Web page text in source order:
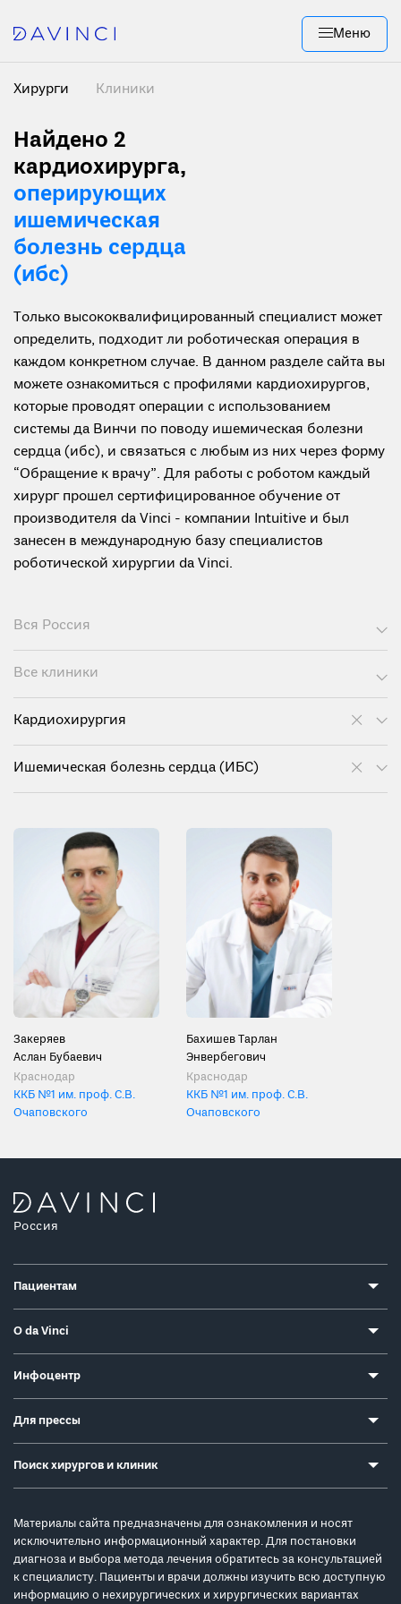
Меню
Хирурги Клиники
Найдено 2
кардиохирурга,
оперирующих
ишемическая
болезнь сердца
(ибс)
Только высококвалифицированный специалист может
определить, подходит ли роботическая операция в
каждом конкретном случае. В данном разделе сайта вы
можете ознакомиться с профилями кардиохирургов,
которые проводят операции с использованием
системы да Винчи по поводу ишемическая болезни
сердца (ибс), и связаться с любым из них через форму
“Обращение к врачу”. Для работы с роботом каждый
хирург прошел сертифицированное обучение от
производителя da Vinci - компании Intuitive и был
занесен в международную базу специалистов
роботической хирургии da Vinci.
Вся Россия
Все клиники
Кардиохирургия
Ишемическая болезнь сердца (ИБС)
Закеряев
Аслан Бубаевич
Краснодар
ККБ №1 им. проф. С.В.
Очаповского
Бахишев Тарлан
Энвербегович
Краснодар
ККБ №1 им. проф. С.В.
Очаповского
Россия
Пациентам
О da Vinci
Инфоцентр
Для прессы
Поиск хирургов и клиник
Материалы сайта предназначены для ознакомления и носят
исключительно информационный характер. Для постановки
диагноза и выбора метода лечения обратитесь за консультацией
к специалисту. Пациенты и врачи должны изучить всю доступную
информацию о нехирургических и хирургических вариантах